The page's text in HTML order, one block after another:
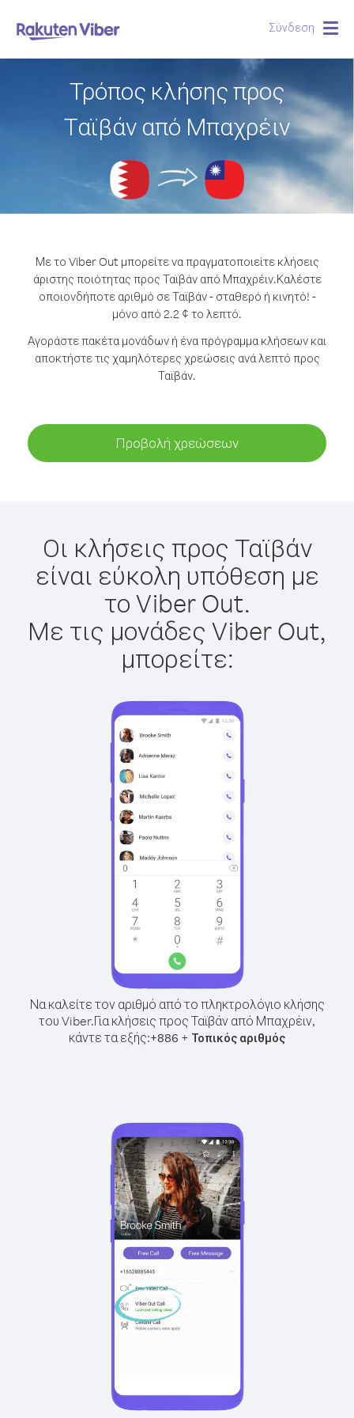
Σύνδεση
Τρόπος κλήσης προς
Ταϊβάν από Μπαχρέιν
Με το Viber Out μπορείτε να πραγματοποιείτε κλήσεις
άριστης ποιότητας προς Ταϊβάν από Μπαχρέιν.Καλέστε
οποιονδήποτε αριθμό σε Ταϊβάν - σταθερό ή κινητό! -
μόνο από 2.2 ¢ το λεπτό.
Αγοράστε πακέτα μονάδων ή ένα πρόγραμμα κλήσεων και
αποκτήστε τις χαμηλότερες χρεώσεις ανά λεπτό προς
Ταϊβάν.
Προβολή χρεώσεων
Οι κλήσεις προς Ταϊβάν
είναι εύκολη υπόθεση με
το Viber Out.
Με τις μονάδες Viber Out,
μπορείτε:
Να καλείτε τον αριθμό από το πληκτρολόγιο κλήσης
του Viber.Για κλήσεις προς Ταϊβάν από Μπαχρέιν,
κάντε τα εξής:+886 + Τοπικός αριθμός